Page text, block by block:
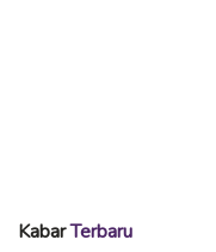
KabarTerbaru